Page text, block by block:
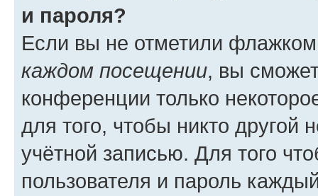
и пароля?
Если вы не отметили
каждом посещении, вы
конференции только
для того, чтобы никто другой
учётной записью. Для того
пользователя и пароль